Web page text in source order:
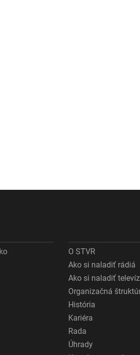
O STVR
Ako si naladiť rádiá
Ako si naladiť
Organizačná
História
Kariéra
Rada
Úhrady